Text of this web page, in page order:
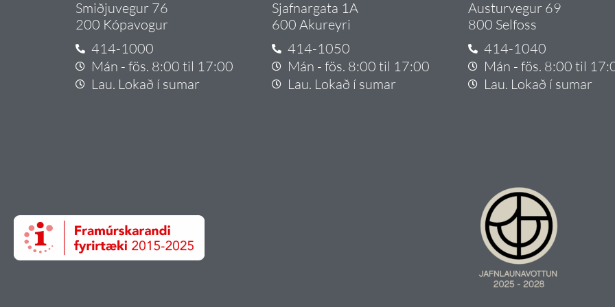
Smiðjuvegur 76
200 Kópavogur
414-1000
Mán - fös. 8:00 til 17:00
Lau. Lokað í sumar
Sjafnargata 1A
600 Akureyri
414-1050
Mán - fös. 8:00 til 17:00
Lau. Lokað í sumar
Austurvegur 69
800 Selfoss
414-1040
Mán - fös. 8:00 til
Lau. Lokað í sumar